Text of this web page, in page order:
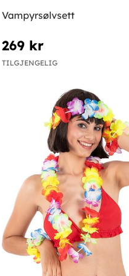
Vampyrsølvsett
269 kr
TILGJENGELIG